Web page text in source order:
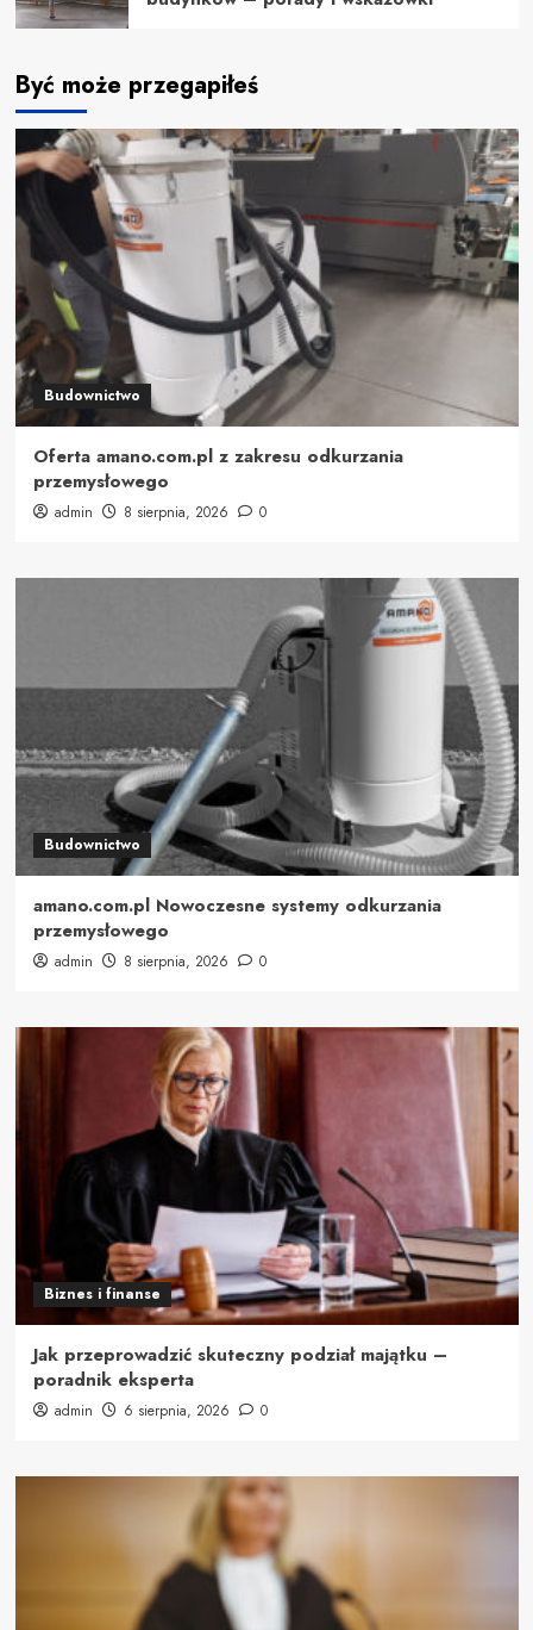
Być może przegapiłeś
Budownictwo
Oferta amano.com.pl z zakresu odkurzania
przemysłowego
admin 8 sierpnia, 2026 0
Budownictwo
amano.com.pl Nowoczesne systemy odkurzania
przemysłowego
admin 8 sierpnia, 2026 0
Biznes i finanse
Jak przeprowadzić skuteczny podział majątku –
poradnik eksperta
admin 6 sierpnia, 2026 0